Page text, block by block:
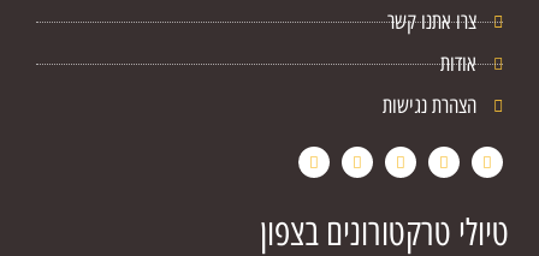
צרו אתנו קשר
אודות
הצהרת נגישות
טיולי טרקטורונים בצפון